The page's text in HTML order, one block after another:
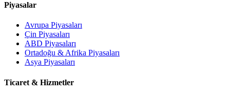
Piyasalar
Avrupa Piyasaları
Çin Piyasaları
ABD Piyasaları
Ortadoğu & Afrika Piyasaları
Asya Piyasaları
Ticaret & Hizmetler